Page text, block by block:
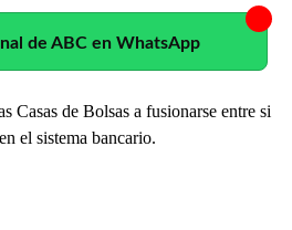
de ABC en WhatsApp
Casas de Bolsas a fusionarse entre si
el sistema bancario.